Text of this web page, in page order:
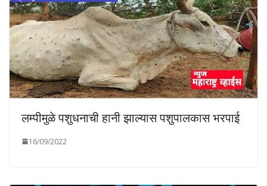
लम्पीमुळे पशुधनाची हानी झाल्यास पशुपालकास भरपाई
16/09/2022